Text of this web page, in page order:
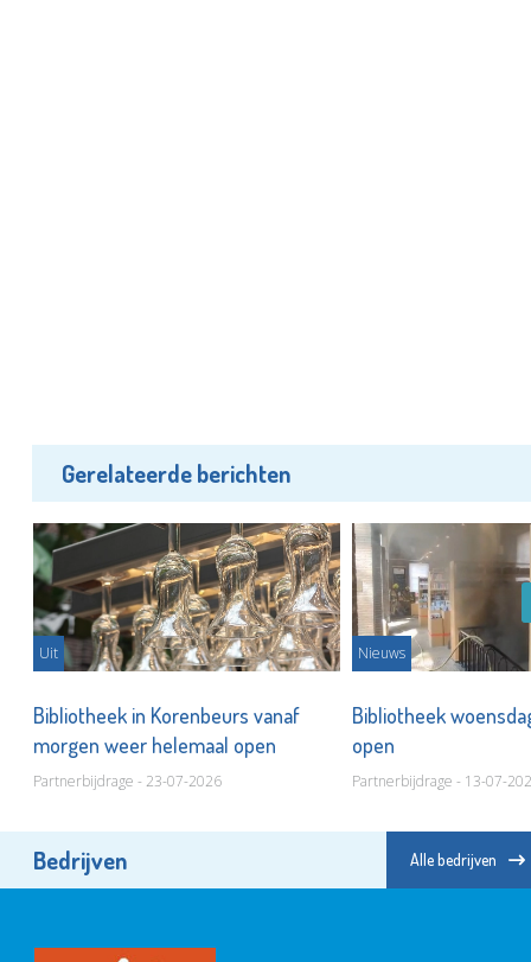
Gerelateerde berichten
Uit
Bibliotheek in Korenbeurs vanaf
morgen weer helemaal open
Partnerbijdrage - 23-07-2026
Nieuws
Bibliotheek
open
Partnerbijdrage - 13-07-
Bedrijven Alle bedrijven